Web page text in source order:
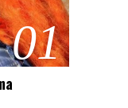
01